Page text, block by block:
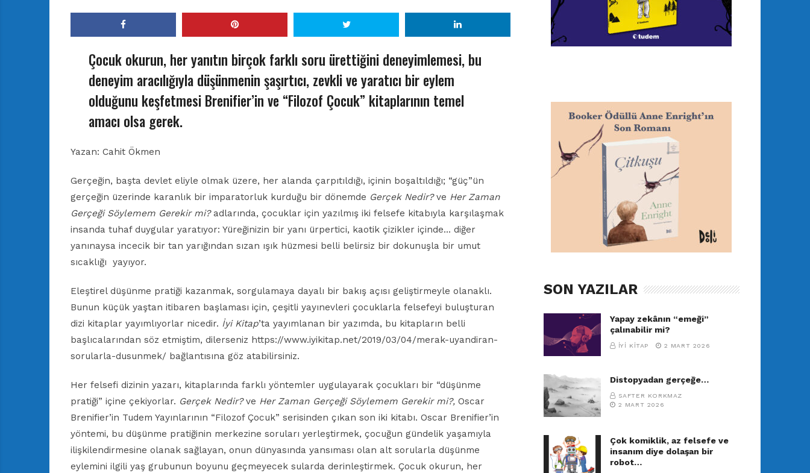
Çocuk okurun, her yanıtın birçok farklı soru ürettiğini deneyimlemesi, bu
deneyim aracılığıyla düşünmenin şaşırtıcı, zevkli ve yaratıcı bir eylem
olduğunu keşfetmesi Brenifier’in ve “Filozof Çocuk” kitaplarının temel
amacı olsa gerek.
Yazan: Cahit Ökmen
Gerçeğin, başta devlet eliyle olmak üzere, her alanda çarpıtıldığı, içinin boşaltıldığı; “güç”ün
gerçeğin üzerinde karanlık bir imparatorluk kurduğu bir dönemde Gerçek Nedir?ve Her Zaman
Gerçeği Söylemem Gerekir mi?adlarında, çocuklar için yazılmış iki felsefe kitabıyla karşılaşmak
insanda tuhaf duygular yaratıyor: Yüreğinizin bir yanı ürpertici, kaotik çizikler içinde… diğer
yanınaysa incecik bir tan yarığından sızan ışık hüzmesi belli belirsiz bir dokunuşla bir umut
sıcaklığı
yayıyor.
Eleştirel düşünme pratiği kazanmak, sorgulamaya dayalı bir bakış açısı geliştirmeyle olanaklı.
Bunun küçük yaştan itibaren başlaması için, çeşitli yayınevleri çocuklarla felsefeyi buluşturan
dizi kitaplar yayımlıyorlar nicedir. İyi Kitap’ta yayımlanan bir yazımda, bu kitapların belli
başlıcalarından söz etmiştim, dilerseniz https://www.iyikitap.net/2019/03/04/merak-uyandiran-
sorularla-dusunmek/ bağlantısına göz atabilirsiniz.
Her felsefi dizinin yazarı, kitaplarında farklı yöntemler uygulayarak çocukları bir “düşünme
pratiği” içine çekiyorlar. Gerçek Nedir?ve Her Zaman Gerçeği Söylemem Gerekir mi?, Oscar
Brenifier’in Tudem Yayınlarının “Filozof Çocuk” serisinden çıkan son iki kitabı. Oscar Brenifier’in
yöntemi, bu düşünme pratiğinin merkezine soruları yerleştirmek, çocuğun gündelik yaşamıyla
ilişkilendirmesine olanak sağlayan, onun dünyasında yansıması olan alt sorularla düşünme
eylemini ilgili yaş grubunun boyunu geçmeyecek sularda derinleştirmek. Çocuk okurun, her
SON YAZILAR
Yapay zekânın “emeği”
çalınabilir mi?
İYI KITAP 2 MART 2026
Distopyadan gerçeğe…
SAFTER KORKMAZ
2 MART 2026
Çok komiklik, az felsefe ve
insanım diye dolaşan bir
robot…